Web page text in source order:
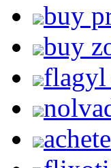
buy
buy
flagyl